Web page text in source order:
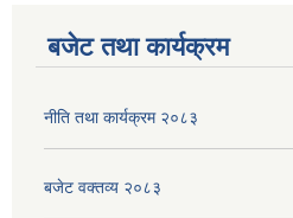
बजेट तथा कार्यक्रम
नीति तथा कार्यक्रम २०८३
बजेट वक्तव्य २०८३